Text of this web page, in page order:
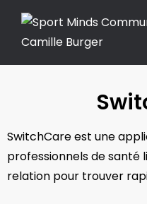
SwitchCare est une
professionnels de santé
relation pour trouver